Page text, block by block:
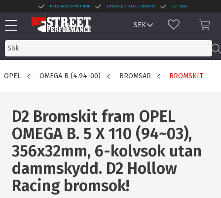
Meny
14 DAGARS ÖPPET KÖP TRYGGA BETALALTERNATIV EST 2004
FAVORITER
OPEL OMEGA B (4.94-00) BROMSAR BROMSKIT
D2 Bromskit fram OPEL
OMEGA B. 5 X 110 (94~03),
356x32mm, 6-kolvsok utan
dammskydd. D2 Hollow
Racing bromsok!